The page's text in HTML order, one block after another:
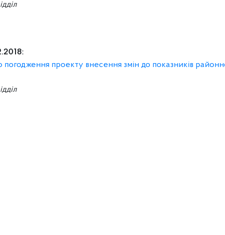
погодження проекту внесення змін до показників